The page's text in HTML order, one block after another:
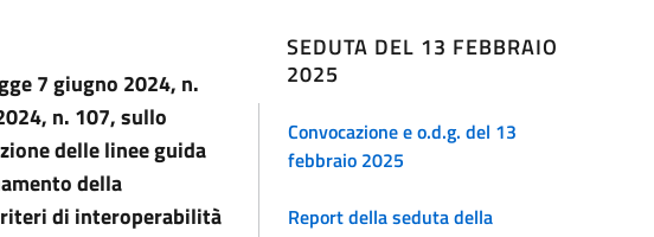
7 giugno 2024, n.
n. 107, sullo
delle linee guida
della
di interoperabilità
SEDUTA DEL 13 FEBBRAIO
2025
Convocazione e o.d.g. del 13
febbraio 2025
Report della seduta della